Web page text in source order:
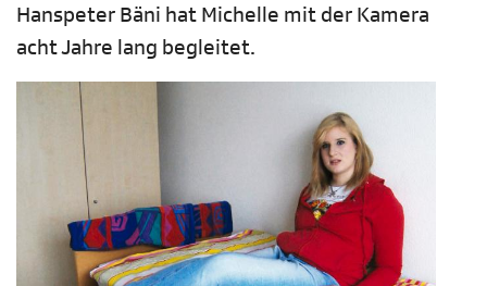
Hanspeter Bäni hat Michelle mit der Kamera
acht Jahre lang begleitet.